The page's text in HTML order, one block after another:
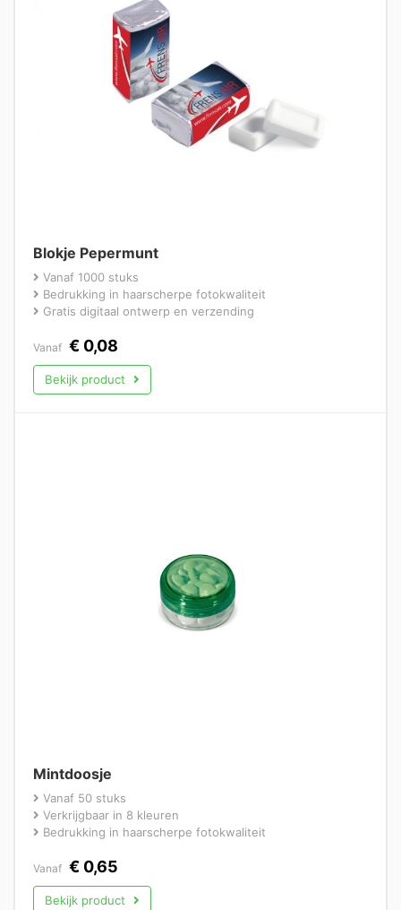
Blokje Pepermunt
Vanaf 1000 stuks
Bedrukking in haarscherpe fotokwaliteit
Gratis digitaal ontwerp en verzending
Vanaf € 0,08
Bekijk product
Mintdoosje
Vanaf 50 stuks
Verkrijgbaar in 8 kleuren
Bedrukking in haarscherpe fotokwaliteit
Vanaf € 0,65
Bekijk product